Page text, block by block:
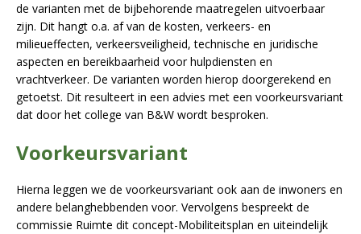
de varianten met de bijbehorende maatregelen uitvoerbaar
zijn. Dit hangt o.a. af van de kosten, verkeers- en
milieueffecten, verkeersveiligheid, technische en juridische
aspecten en bereikbaarheid voor hulpdiensten en
vrachtverkeer. De varianten worden hierop doorgerekend en
getoetst. Dit resulteert in een advies met een voorkeursvariant
dat door het college van B&W wordt besproken.
Voorkeursvariant
Hierna leggen we de voorkeursvariant ook aan de inwoners en
andere belanghebbenden voor. Vervolgens bespreekt de
commissie Ruimte dit concept-Mobiliteitsplan en uiteindelijk